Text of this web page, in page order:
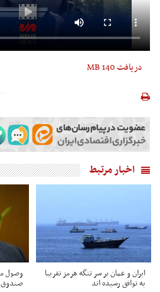
دریافت140 MB
اخبار مرتبط
ایران و عمان بر سر تنگه هرمز تقریبا
به توافق رسیده اند صندوق